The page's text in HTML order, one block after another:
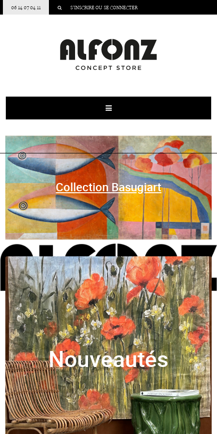
06 14 07 04 11 S’INSCRIREOU SE CONNECTER
Collection Basugiart
Nouveautés